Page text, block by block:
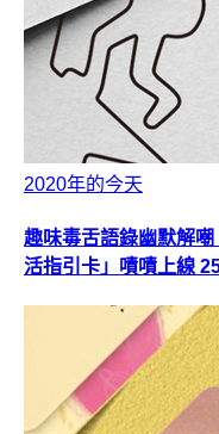
2020年的今天
趣味毒舌語錄幽默解
活指引卡」嘖嘖上線